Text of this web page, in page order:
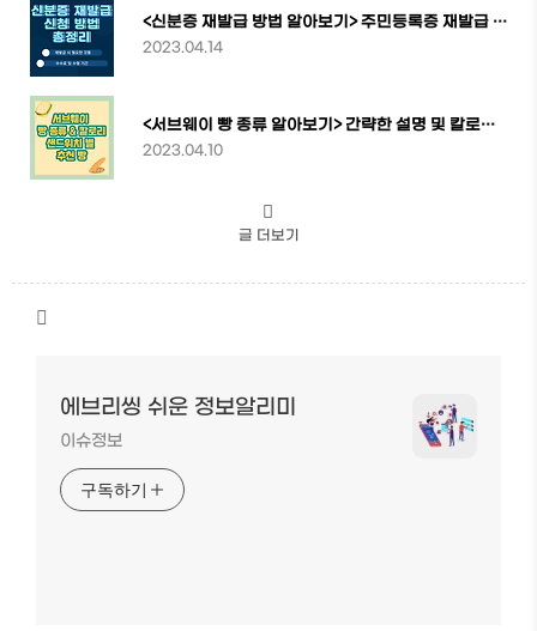
<신분증 재발급 방법 알아보기> 주민등록증 재발급 온라인/오프라인 총정리
2023.04.14
<서브웨이 빵 종류 알아보기> 간략한 설명 및 칼로리 정보
2023.04.10
글 더보기
에브리씽 쉬운 정보알리미
이슈정보
구독하기